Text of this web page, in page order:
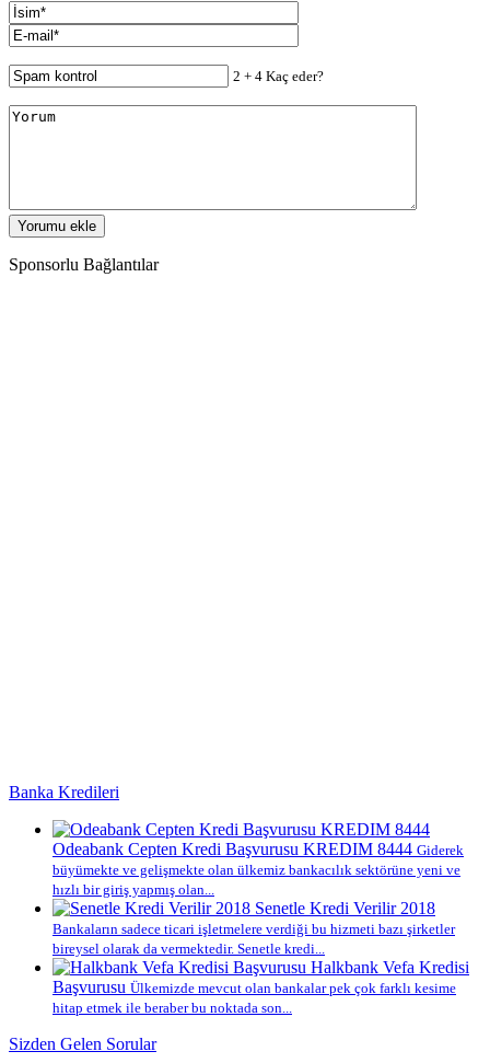
2 + 4 Kaç eder?
Sponsorlu Bağlantılar
Banka Kredileri
Odeabank Cepten Kredi Başvurusu KREDIM 8444 Giderek
büyümekte ve gelişmekte olan ülkemiz bankacılık sektörüne yeni ve
hızlı bir giriş yapmış olan...
Senetle Kredi Verilir 2018
Bankaların sadece ticari işletmelere verdiği bu hizmeti bazı şirketler
bireysel olarak da vermektedir. Senetle kredi...
Halkbank Vefa Kredisi
Başvurusu Ülkemizde mevcut olan bankalar pek çok farklı kesime
hitap etmek ile beraber bu noktada son...
Sizden Gelen Sorular